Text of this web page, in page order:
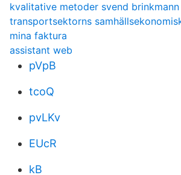
kvalitative metoder svend brinkmann
transportsektorns
mina faktura
assistant web
pVpB
tcoQ
pvLKv
EUcR
kB